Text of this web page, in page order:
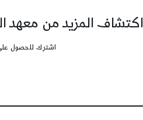
اكتشاف المزيد من معهد
اشترك للحصول